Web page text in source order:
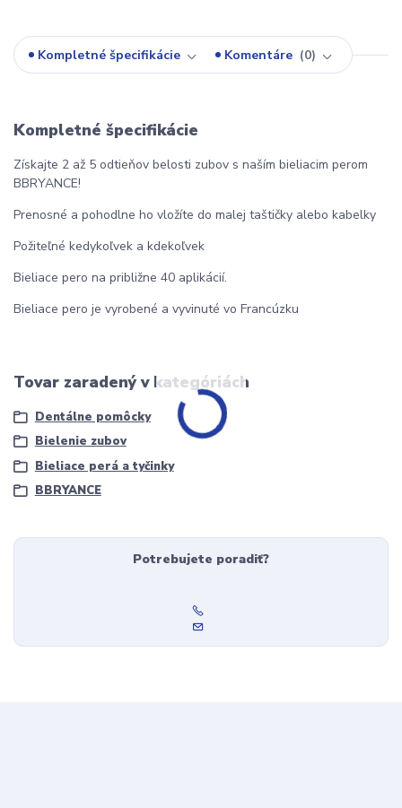
Kompletné špecifikácie Komentáre 0
Kompletné špecifikácie
Získajte 2 až 5 odtieňov belosti zubov s naším bieliacim perom
BBRYANCE!
Prenosné a pohodlne ho vložíte do malej taštičky alebo kabelky
Požiteľné kedykoľvek a kdekoľvek
Bieliace pero na približne 40 aplikácií.
Bieliace pero je vyrobené a vyvinuté vo Francúzku
Tovar zaradený v kategóriách
Dentálne pomôcky
Bielenie zubov
Bieliace perá a tyčinky
BBRYANCE
Potrebujete poradiť?